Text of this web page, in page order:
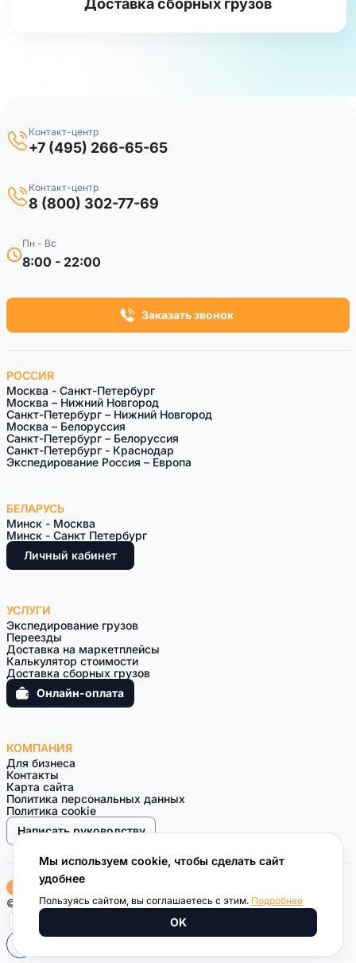
Контакт-центр
+7 (495) 266-65-65
Контакт-центр
8 (800) 302-77-69
Пн - Вс
8:00 - 22:00
Заказать звонок
РОССИЯ
Москва - Санкт-Петербург
Москва – Нижний Новгород
Санкт-Петербург – Нижний Новгород
Москва – Белоруссия
Санкт-Петeрбург – Белоруссия
Санкт-Петербург - Краснодар
Экспедирование Россия – Европа
БЕЛАРУСЬ
Минск - Москва
Минск - Санкт Петербург
Личный кабинет
УСЛУГИ
Экспедирование грузов
Переезды
Доставка на маркетплейсы
Калькулятор стоимости
Доставка сборных грузов
Онлайн-оплата
КОМПАНИЯ
Для бизнеса
Контакты
Карта сайта
Политика персональных данных
Политика cookie
Написать руководству
© 2010 — 2026 Курьерская компания ВОЗИМ
Мы используем cookie, чтобы сделать сайт
удобнее
Пользуясь сайтом, вы соглашаетесь с этим. Подробнее
OK